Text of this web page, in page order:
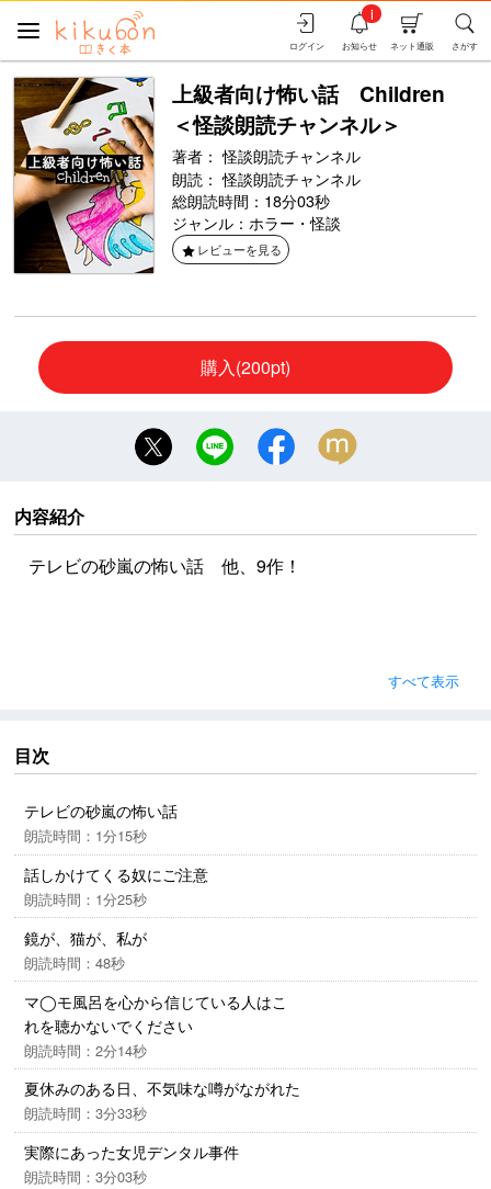
さがす
ネット通販
お知らせ
i
ログイン
上級者向け怖い話 Children
＜怪談朗読チャンネル＞
著者：怪談朗読チャンネル
朗読：怪談朗読チャンネル
総朗読時間：18分03秒
ジャンル： ホラー・怪談
レビューを見る
購入(200pt)
内容紹介
テレビの砂嵐の怖い話 他、9作！
すべて表示
目次
テレビの砂嵐の怖い話
朗読時間：1分15秒
話しかけてくる奴にご注意
朗読時間：1分25秒
鏡が、猫が、私が
朗読時間：48秒
マ◯モ風呂を心から信じている人はこ
れを聴かないでください
朗読時間：2分14秒
夏休みのある日、不気味な噂がながれた
朗読時間：3分33秒
実際にあった女児デンタル事件
朗読時間：3分03秒